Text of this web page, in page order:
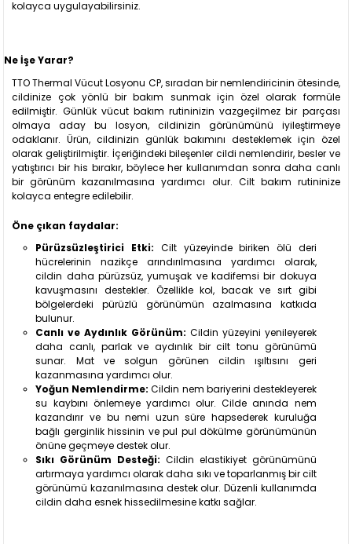
kolayca uygulayabilirsiniz.
Ne İşe Yarar?
TTO Thermal Vücut Losyonu CP, sıradan bir nemlendiricinin ötesinde,
cildinize çok yönlü bir bakım sunmak için özel olarak formüle
edilmiştir. Günlük vücut bakım rutininizin vazgeçilmez bir parçası
olmaya aday bu losyon, cildinizin görünümünü iyileştirmeye
odaklanır. Ürün, cildinizin günlük bakımını desteklemek için özel
olarak geliştirilmiştir. İçeriğindeki bileşenler cildi nemlendirir, besler ve
yatıştırıcı bir his bırakır, böylece her kullanımdan sonra daha canlı
bir görünüm kazanılmasına yardımcı olur. Cilt bakım rutininize
kolayca entegre edilebilir.
Öne çıkan faydalar:
Pürüzsüzleştirici Etki: Cilt yüzeyinde biriken ölü deri
hücrelerinin nazikçe arındırılmasına yardımcı olarak,
cildin daha pürüzsüz, yumuşak ve kadifemsi bir dokuya
kavuşmasını destekler. Özellikle kol, bacak ve sırt gibi
bölgelerdeki pürüzlü görünümün azalmasına katkıda
bulunur.
Canlı ve Aydınlık Görünüm: Cildin yüzeyini yenileyerek
daha canlı, parlak ve aydınlık bir cilt tonu görünümü
sunar. Mat ve solgun görünen cildin ışıltısını geri
kazanmasına yardımcı olur.
Yoğun Nemlendirme: Cildin nem bariyerini destekleyerek
su kaybını önlemeye yardımcı olur. Cilde anında nem
kazandırır ve bu nemi uzun süre hapsederek kuruluğa
bağlı gerginlik hissinin ve pul pul dökülme görünümünün
önüne geçmeye destek olur.
Sıkı Görünüm Desteği: Cildin elastikiyet görünümünü
artırmaya yardımcı olarak daha sıkı ve toparlanmış bir cilt
görünümü kazanılmasına destek olur. Düzenli kullanımda
cildin daha esnek hissedilmesine katkı sağlar.